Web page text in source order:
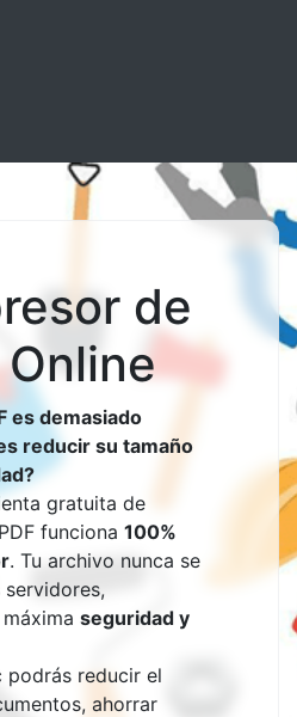
de
Online
es demasiado
reducir su tamaño
gratuita de
funciona 100%
. Tu archivo nunca se
seguridad y
podrás reducir el
ahorrar